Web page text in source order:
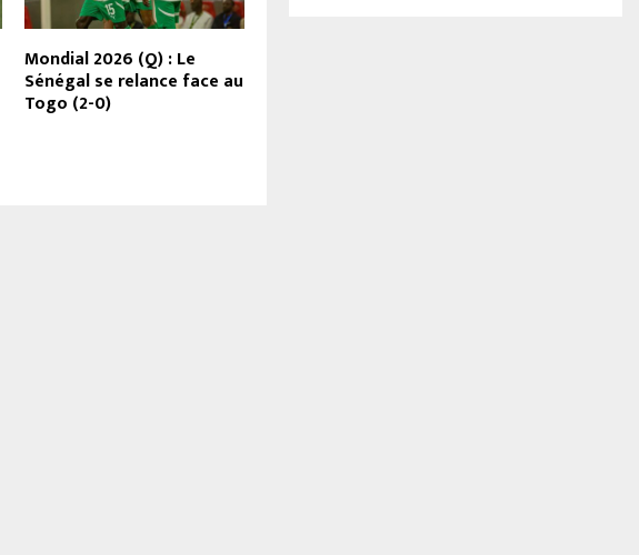
Mondial 2026 (Q) : Le
Sénégal se relance face au
Togo (2-0)